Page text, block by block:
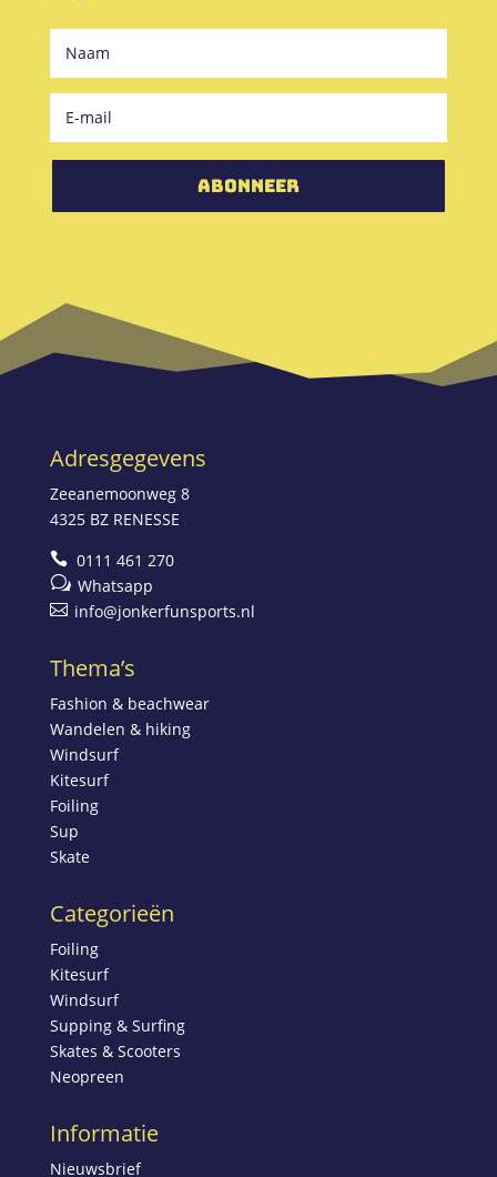
Abonneer
Adresgegevens
Zeeanemoonweg 8
4325 BZ RENESSE
 0111 461 270
w Whatsapp
 info@jonkerfunsports.nl
Thema’s
Fashion & beachwear
Wandelen & hiking
Windsurf
Kitesurf
Foiling
Sup
Skate
Categorieën
Foiling
Kitesurf
Windsurf
Supping & Surfing
Skates & Scooters
Neopreen
Informatie
Nieuwsbrief